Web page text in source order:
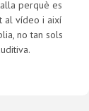
perquè es
al vídeo i així
no tan sols